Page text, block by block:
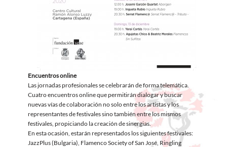
Encuentros online
Las jornadas profesionales se celebrarán de forma telemática.
Cuatro encuentros online que permitirán dialogar y buscar
nuevas vías de colaboración no solo entre los artistas y los
representantes de festivales sino también entre los mismos
festivales, propiciando la creación de sinergias.
En esta ocasión, estarán representados los siguientes festivales:
JazzPlus (Bulgaria), Flamenco Society of San José, Ringling